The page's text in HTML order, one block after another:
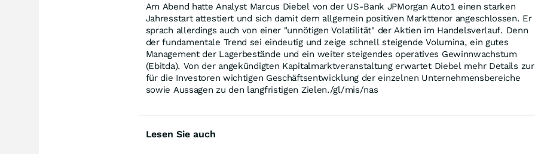
Am Abend hatte Analyst Marcus Diebel von der US-Bank JPMorgan Auto1 einen starken
Jahresstart attestiert und sich damit dem allgemein positiven Markttenor angeschlossen. Er
sprach allerdings auch von einer "unnötigen Volatilität" der Aktien im Handelsverlauf. Denn
der fundamentale Trend sei eindeutig und zeige schnell steigende Volumina, ein gutes
Management der Lagerbestände und ein weiter steigendes operatives Gewinnwachstum
(Ebitda). Von der angekündigten Kapitalmarktveranstaltung erwartet Diebel mehr Details zur
für die Investoren wichtigen Geschäftsentwicklung der einzelnen Unternehmensbereiche
sowie Aussagen zu den langfristigen Zielen./gl/mis/nas
Lesen Sie auch